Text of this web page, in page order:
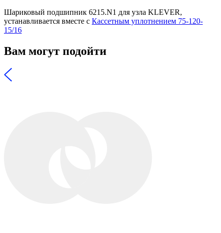
Шариковый подшипник 6215.N1 для узла KLEVER,
устанавливается вместе с Кассетным уплотнением 75-120-
15/16
Вам могут подойти